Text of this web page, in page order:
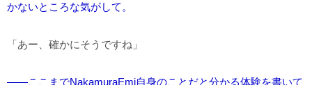
かないところな気がして。
「あー、確かにそうですね」
――ここまでNakamuraEmi自身のことだと分かる体験を書いて